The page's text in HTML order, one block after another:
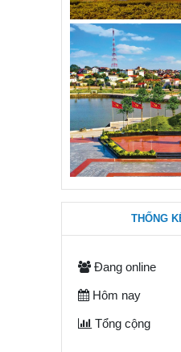
THỐNG
Đang online
Hôm nay
Tổng cộng